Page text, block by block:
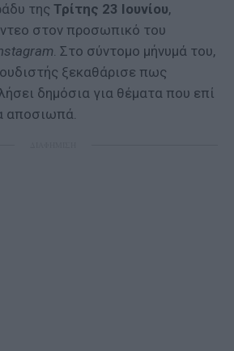
της Τρίτης 23 Ιουνίου,
στον προσωπικό του
. Στο σύντομο μήνυμά του,
ξεκαθάρισε πως
δημόσια για θέματα που επί
αποσιωπά.